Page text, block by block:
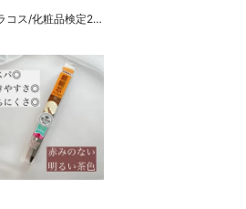
コス/化粧品検定2…